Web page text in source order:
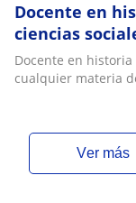
Docente en
ciencias
licenciatura
Docente en
cualquier materia
ver más